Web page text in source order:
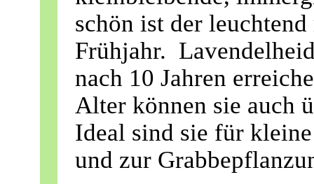
schön ist der
Frühjahr.
nach 10 Jahren
Alter können sie auch
Ideal sind sie für
und zur